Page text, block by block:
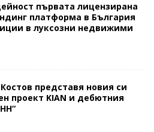
първата лицензирана
платформа в България
в луксозни недвижими
представя новия си
проект KIAN и дебютния